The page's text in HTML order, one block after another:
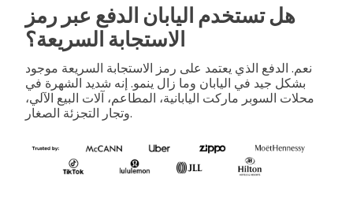
هل تستخدم اليابان الدفع عبر رمز
الاستجابة السريعة؟
نعم. الدفع الذي يعتمد على رمز الاستجابة السريعة موجود
بشكل جيد في اليابان وما زال ينمو. إنه شديد الشهرة في
محلات السوبر ماركت اليابانية، المطاعم، آلات البيع الآلي،
وتجار التجزئة الصغار.